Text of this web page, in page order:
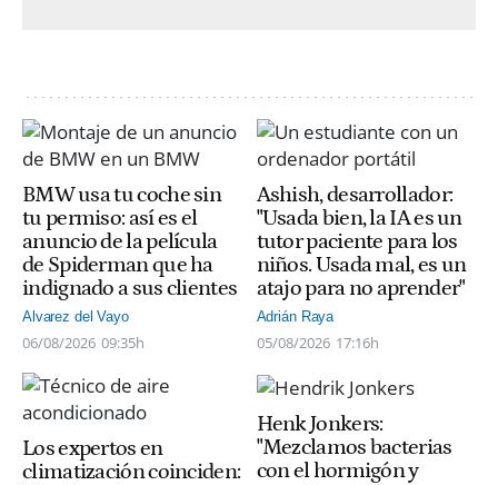
BMW usa tu coche sin
tu permiso: así es el
anuncio de la película
de Spiderman que ha
indignado a sus clientes
Alvarez del Vayo
06/08/2026 09:35h
Ashish, desarrollador:
"Usada bien, la IA es un
tutor paciente para los
niños. Usada mal, es un
atajo para no aprender"
Adrián Raya
05/08/2026 17:16h
Los expertos en
climatización coinciden:
Henk Jonkers:
"Mezclamos bacterias
con el hormigón y